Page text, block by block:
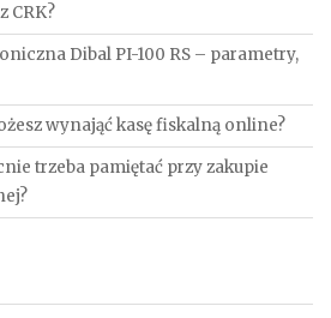
CRK?
Dibal PI-100 RS – parametry,
wynająć kasę fiskalną online?
trzeba pamiętać przy zakupie